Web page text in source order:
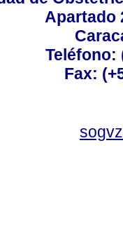
Apartado
Teléfono:
Fax: